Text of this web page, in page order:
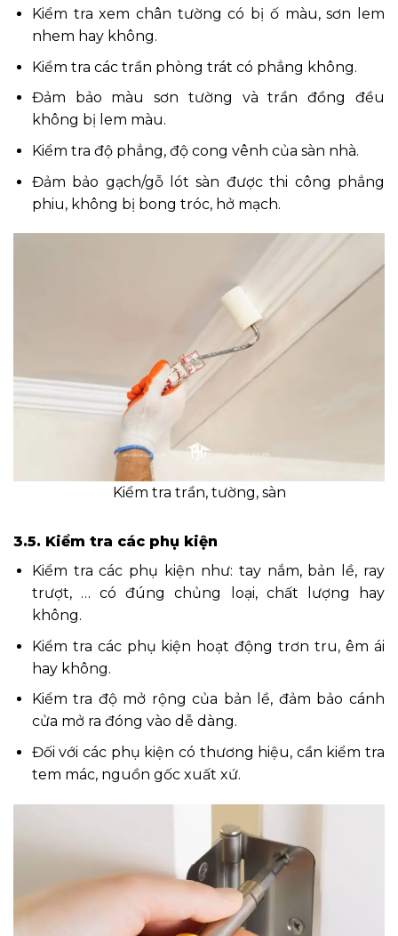
Kiểm tra xem chân tường có bị ố màu, sơn lem
nhem hay không.
Kiểm tra các trần phòng trát có phẳng không.
Đảm bảo màu sơn tường và trần đồng đều
không bị lem màu.
Kiểm tra độ phẳng, độ cong vênh của sàn nhà.
Đảm bảo gạch/gỗ lót sàn được thi công phẳng
phiu, không bị bong tróc, hở mạch.
Kiểm tra trần, tường, sàn
3.5. Kiểm tra các phụ kiện
Kiểm tra các phụ kiện như: tay nắm, bản lề, ray
trượt, … có đúng chủng loại, chất lượng hay
không.
Kiểm tra các phụ kiện hoạt động trơn tru, êm ái
hay không.
Kiểm tra độ mở rộng của bản lề, đảm bảo cánh
cửa mở ra đóng vào dễ dàng.
Đối với các phụ kiện có thương hiệu, cần kiểm tra
tem mác, nguồn gốc xuất xứ.